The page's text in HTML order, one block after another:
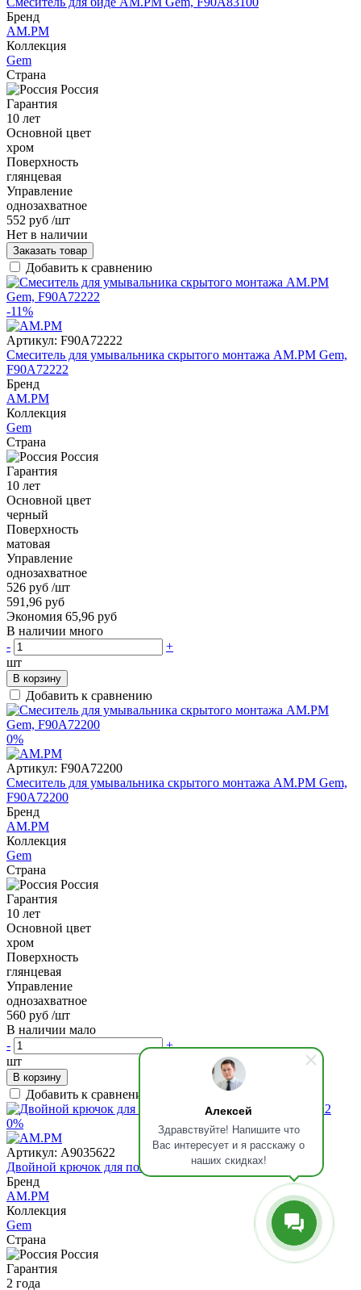
Алексей
Здравствуйте! Напишите что
Вас интересует и я расскажу о
наших скидках!
Бренд
AM.PM
Коллекция
Gem
Страна
Россия
Гарантия
10 лет
Основной цвет
хром
Поверхность
глянцевая
Управление
однозахватное
552 руб /шт
Нет в наличии
Заказать товар
Добавить к сравнению
-11%
Артикул: F90A72222
Смеситель для умывальника скрытого монтажа AM.PM Gem,
F90A72222
Бренд
AM.PM
Коллекция
Gem
Страна
Россия
Гарантия
10 лет
Основной цвет
черный
Поверхность
матовая
Управление
однозахватное
526 руб /шт
591,96 руб
Экономия 65,96 руб
В наличии много
-
+
шт
В корзину
Добавить к сравнению
0%
Артикул: F90A72200
Смеситель для умывальника скрытого монтажа AM.PM Gem,
F90A72200
Бренд
AM.PM
Коллекция
Gem
Страна
Россия
Гарантия
10 лет
Основной цвет
хром
Поверхность
глянцевая
Управление
однозахватное
560 руб /шт
В наличии мало
-
+
шт
В корзину
Добавить к сравнению
0%
Артикул: A9035622
Двойной крючок для полотенец AM.PM Gem, A9035622
Бренд
AM.PM
Коллекция
Gem
Страна
Россия
Гарантия
2 года